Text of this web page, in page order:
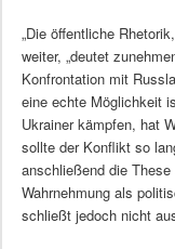
„Die öffentliche
weiter, „deutet
Konfrontation mit
eine echte Möglichkeit
Ukrainer kämpfen, hat
sollte der Konflikt so
anschließend die
Wahrnehmung als
schließt jedoch nicht